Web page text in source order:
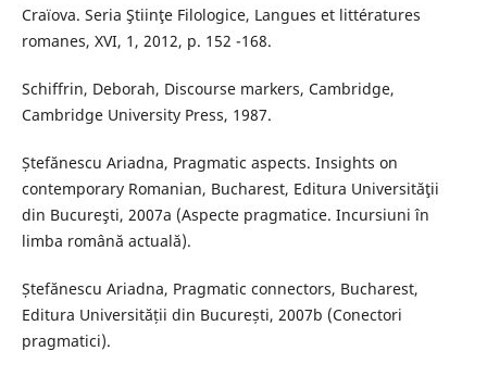
Craïova. Seria Ştiinţe Filologice, Langues et littératures
romanes, XVI, 1, 2012, p. 152 -168.
Schiffrin, Deborah, Discourse markers, Cambridge,
Cambridge University Press, 1987.
Ștefănescu Ariadna, Pragmatic aspects. Insights on
contemporary Romanian, Bucharest, Editura Universităţii
din Bucureşti, 2007a (Aspecte pragmatice. Incursiuni în
limba română actuală).
Ștefănescu Ariadna, Pragmatic connectors, Bucharest,
Editura Universității din București, 2007b (Conectori
pragmatici).